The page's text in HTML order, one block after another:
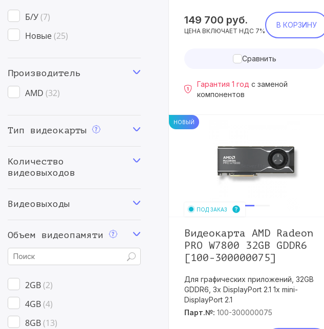
Б/У 7
Новые 25
Производитель
AMD 32
Тип видеокарты
Количество
видеовыходов
Видеовыходы
Объем видеопамяти
2GB 2
4GB 4
8GB 13
149 700 руб.
ЦЕНА ВКЛЮЧАЕТ НДС 7%
В КОРЗИНУ
Сравнить
Гарантия 1 год с заменой
компонентов
НОВЫЙ
ПОД ЗАКАЗ
Видеокарта AMD Radeon
PRO W7800 32GB GDDR6
[‎100-300000075]
Для графических приложений, 32GB
GDDR6, 3x DisplayPort 2.1 1x mini-
DisplayPort 2.1
Парт.№: ‎100-300000075